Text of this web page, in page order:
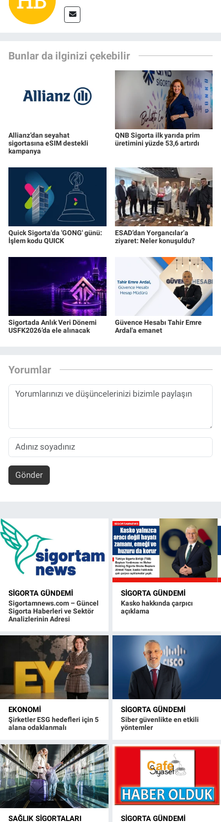
Bunlar da ilginizi çekebilir
Allianz’dan seyahat
sigortasına eSIM destekli
kampanya
QNB Sigorta ilk yarıda prim
üretimini yüzde 53,6 artırdı
Quick Sigorta'da 'GONG' günü:
İşlem kodu QUICK
ESAD’dan Yorgancılar’a
ziyaret: Neler konuşuldu?
Sigortada Anlık Veri Dönemi
USFK2026’da ele alınacak
Güvence Hesabı Tahir Emre
Ardal'a emanet
Yorumlar
Gönder
SIGORTA GÜNDEMI
Sigortamnews.com – Güncel
Sigorta Haberleri ve Sektör
Analizlerinin Adresi
SIGORTA GÜNDEMI
Kasko hakkında çarpıcı
açıklama
EKONOMI
Şirketler ESG hedefleri için 5
alana odaklanmalı
SIGORTA GÜNDEMI
Siber güvenlikte en etkili
yöntemler
SAĞLIK SIGORTALARI SIGORTA GÜNDEMI